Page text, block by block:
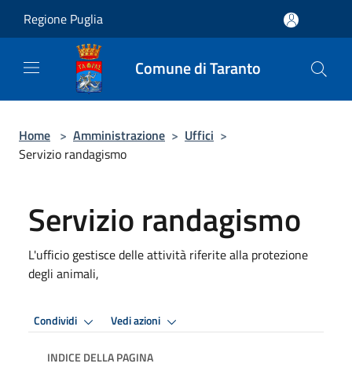
Regione Puglia
Comune di Taranto
Home > Amministrazione > Uffici >
Servizio randagismo
Servizio randagismo
L'ufficio gestisce delle attività riferite alla protezione
degli animali,
Condividi Vedi azioni
INDICE DELLA PAGINA